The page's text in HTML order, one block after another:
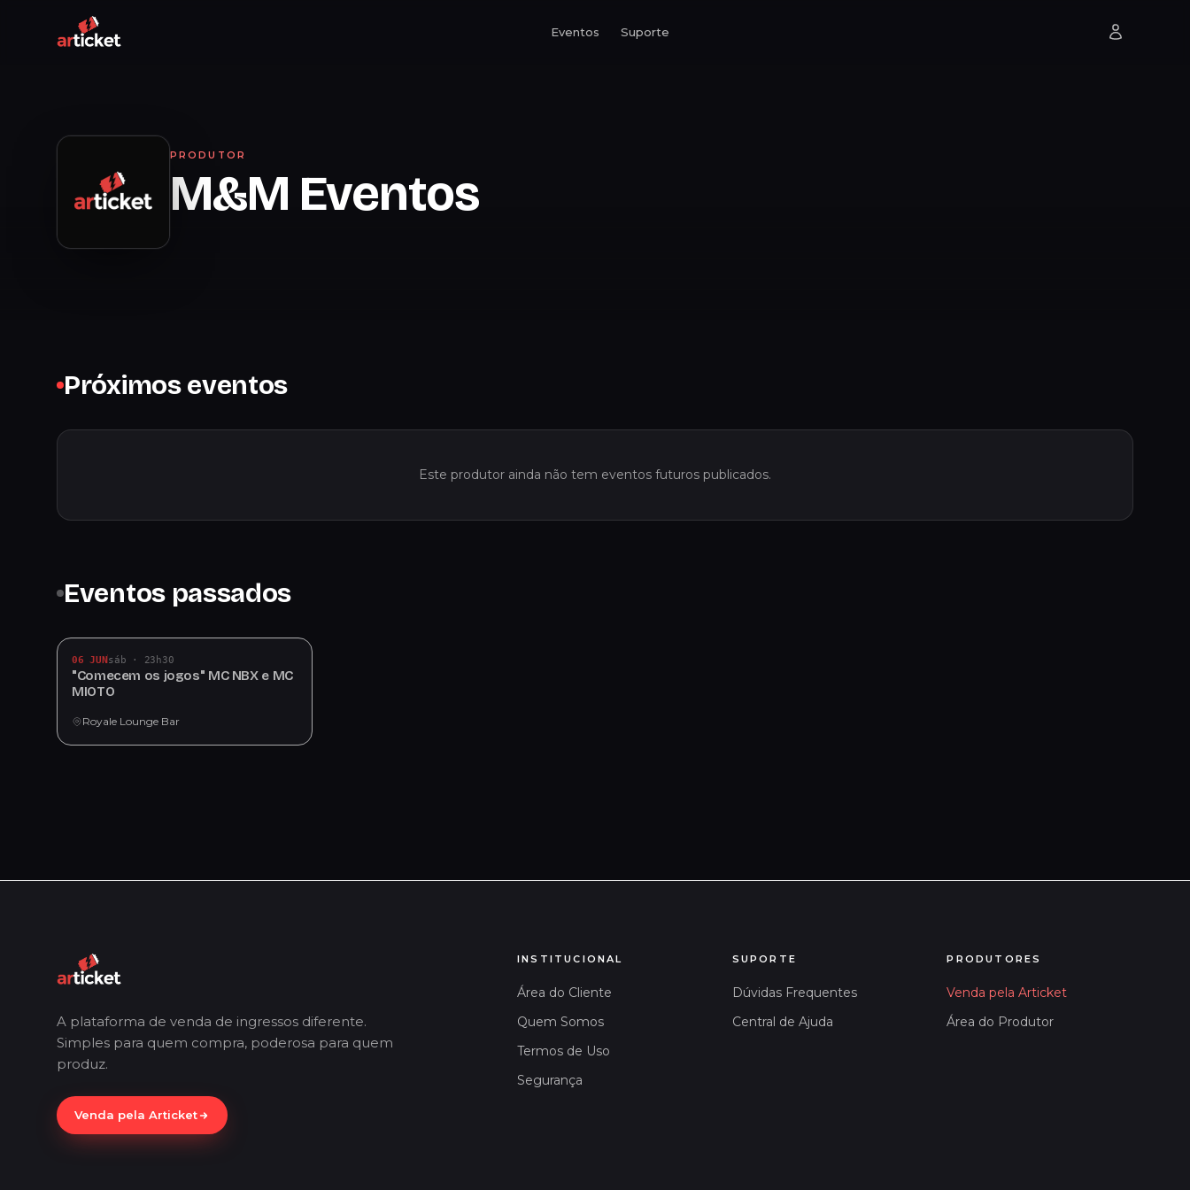
Eventos Suporte
PRODUTOR
M&M Eventos
Próximos eventos
Este produtor ainda não tem eventos futuros publicados.
Eventos passados
06 JUNsáb · 23h30
"Comecem os jogos" MC NBX e MC
MIOTO
Royale Lounge Bar
A plataforma de venda de ingressos diferente.
Simples para quem compra, poderosa para quem
produz.
Venda pela Articket
INSTITUCIONAL
Área do Cliente
Quem Somos
Termos de Uso
Segurança
SUPORTE
Dúvidas Frequentes
Central de Ajuda
PRODUTORES
Venda pela Articket
Área do Produtor